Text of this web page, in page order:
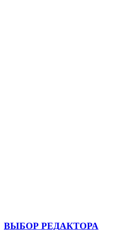
ВЫБОР РЕДАКТОРА